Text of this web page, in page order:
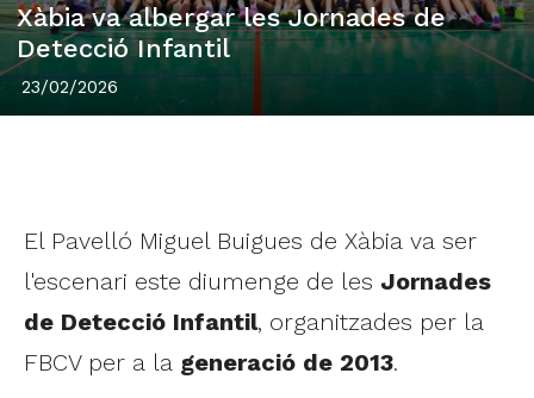
Xàbia va albergar les Jornades de
Detecció Infantil
23/02/2026
El Pavelló Miguel Buigues de Xàbia va ser
l'escenari este diumenge de les Jornades
de Detecció Infantil, organitzades per la
FBCV per a la generació de 2013.